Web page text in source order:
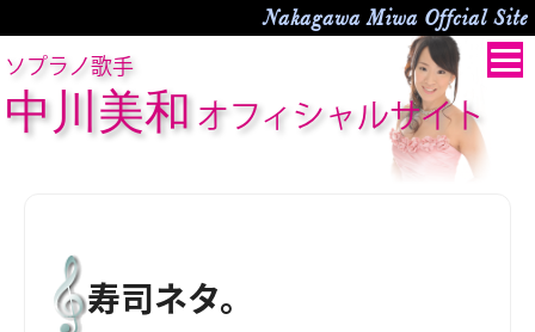
Nakagawa Miwa Offcial Site
ソプラノ歌手
中川美和 オフィシャルサイト
寿司ネタ。